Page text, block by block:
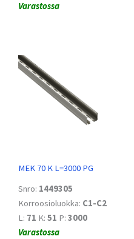
Varastossa
MEK 70 K L=3000 PG
Snro: 1449305
Korroosioluokka: C1-C2
L: 71 K: 51 P: 3000
Varastossa